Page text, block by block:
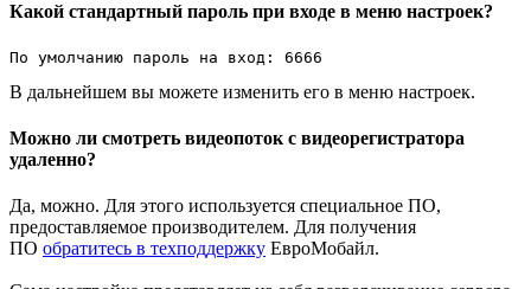
Какой стандартный пароль при входе в меню настроек?
По умолчанию пароль на вход: 6666
В дальнейшем вы можете изменить его в меню настроек.
Можно ли смотреть видеопоток с видеорегистратора
удаленно?
Да, можно. Для этого используется специальное ПО,
предоставляемое производителем. Для получения
ПО обратитесь в техподдержку ЕвроМобайл.